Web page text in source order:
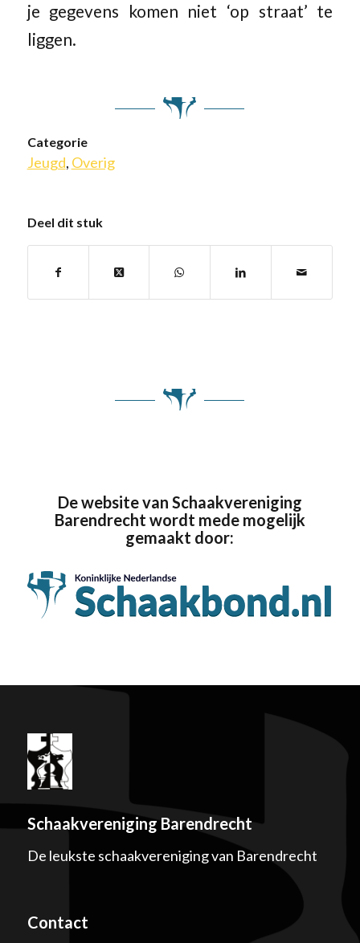
je gegevens komen niet ‘op straat’ te
liggen.
Categorie
Jeugd, Overig
Deel dit stuk
De website van Schaakvereniging
Barendrecht wordt mede mogelijk
gemaakt door:
Schaakvereniging Barendrecht
De leukste schaakvereniging van Barendrecht
Contact